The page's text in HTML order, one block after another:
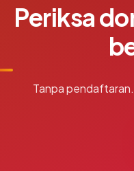
Periksa
Tanpa